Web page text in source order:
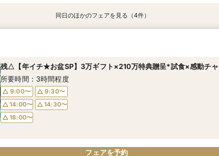
11:00〜
12:00〜
14:00〜
16:00〜
18:00〜
11:00〜
12:00〜
14:00〜
16:00〜
18:00〜
12:00〜
13:00〜
15:00〜
16:00〜
17:00〜
12:00〜
13:00〜
15:00〜
16:00〜
17:00〜
同日のほかのフェアを見る（4件）
残△【年イチ★お盆SP】3万ギフト×210万特典贈呈*試食×感動チ
所要時間：3時間程度
9:00〜
9:30〜
14:00〜
14:30〜
18:00〜
フェアを予約